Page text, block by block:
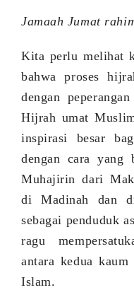
Jamaah Jumat
Kita perlu melihat
bahwa proses
dengan
Hijrah umat
inspirasi besar
dengan cara yang
Muhajirin dari
di Madinah dan
sebagai penduduk
ragu
antara kedua kaum
Islam.